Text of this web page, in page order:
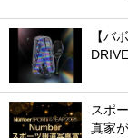
【バ
スポ
真家